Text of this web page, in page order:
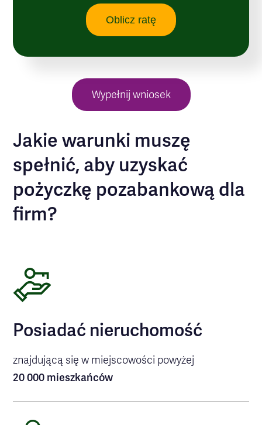
Oblicz ratę
Wypełnij wniosek
Jakie warunki muszę
spełnić, aby uzyskać
pożyczkę pozabankową dla
firm?
Posiadać nieruchomość
znajdującą się w miejscowości powyżej
20 000 mieszkańców